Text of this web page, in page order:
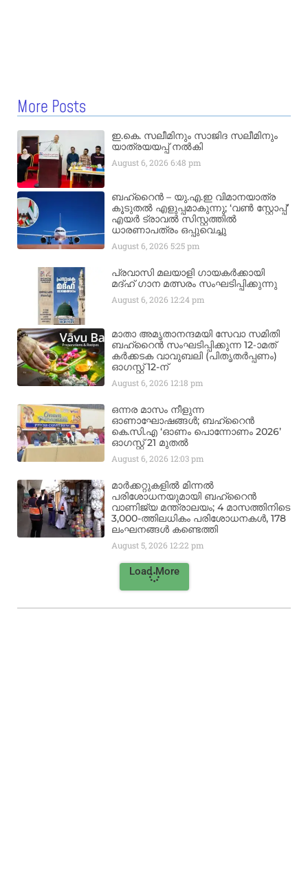
More Posts
ഇ.കെ. സലീമിനും സാജിദ സലീമിനും
യാത്രയയപ്പ് നൽകി
August 6, 20266:48 pm
ബഹ്‌റൈൻ – യു.എ.ഇ വിമാനയാത്ര
കൂടുതൽ എളുപ്പമാകുന്നു; ‘വൺ സ്റ്റോപ്പ്’
എയർ ട്രാവൽ സിസ്റ്റത്തിൽ
ധാരണാപത്രം ഒപ്പുവെച്ചു
August 6, 20265:25 pm
പ്രവാസി മലയാളി ഗായകർക്കായി
മദ്ഹ് ഗാന മത്സരം സംഘടിപ്പിക്കുന്നു
August 6, 2026 12:24 pm
മാതാ അമൃതാനന്ദമയി സേവാ സമിതി
ബഹ്‌റൈൻ സംഘടിപ്പിക്കുന്ന 12-ാമത്
കർക്കടക വാവുബലി (പിതൃതർപ്പണം)
ഓഗസ്റ്റ് 12-ന്
August 6, 2026 12:18 pm
ഒന്നര മാസം നീളുന്ന
ഓണാഘോഷങ്ങൾ; ബഹ്‌റൈൻ
കെ.സി.എ ‘ഓണം പൊന്നോണം 2026’
ഓഗസ്റ്റ് 21 മുതൽ
August 6, 2026 12:03 pm
മാർക്കറ്റുകളിൽ മിന്നൽ
പരിശോധനയുമായി ബഹ്‌റൈൻ
വാണിജ്യ മന്ത്രാലയം; 4 മാസത്തിനിടെ
3,000-ത്തിലധികം പരിശോധനകൾ, 178
ലംഘനങ്ങൾ കണ്ടെത്തി
August 5, 2026 12:22 pm
Load More